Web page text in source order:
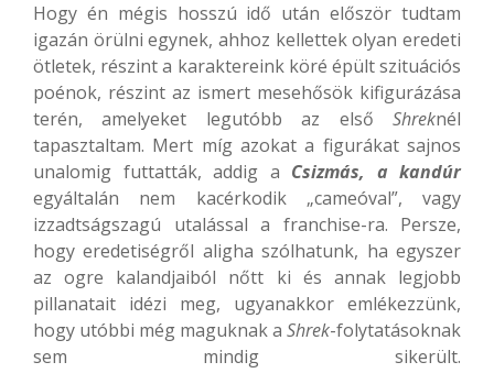
Hogy én mégis hosszú idő után először tudtam
igazán örülni egynek, ahhoz kellettek olyan eredeti
ötletek, részint a karaktereink köré épült szituációs
poénok, részint az ismert mesehősök kifigurázása
terén, amelyeket legutóbb az első Shreknél
tapasztaltam. Mert míg azokat a figurákat sajnos
unalomig futtatták, addig a Csizmás, a kandúr
egyáltalán nem kacérkodik „cameóval”, vagy
izzadtságszagú utalással a franchise-ra. Persze,
hogy eredetiségről aligha szólhatunk, ha egyszer
az ogre kalandjaiból nőtt ki és annak legjobb
pillanatait idézi meg, ugyanakkor emlékezzünk,
hogy utóbbi még maguknak a Shrek-folytatásoknak
sem mindig sikerült.